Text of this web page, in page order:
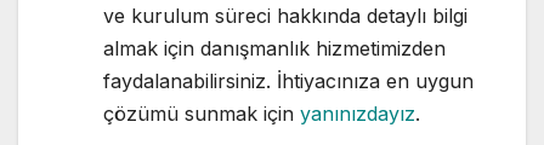
ve kurulum süreci hakkında detaylı bilgi
almak için danışmanlık hizmetimizden
faydalanabilirsiniz. İhtiyacınıza en uygun
çözümü sunmak için yanınızdayız.